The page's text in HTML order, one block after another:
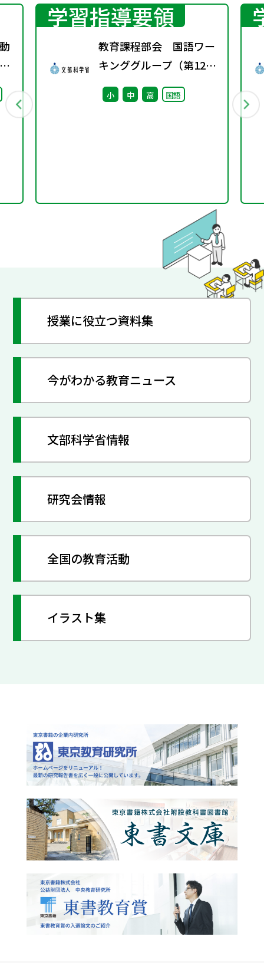
学習指導要領
教育課程部会 国語ワー
キンググループ（第12
回） 配付資料
小 中 高 国語
授業に役立つ資料集
今がわかる教育ニュース
文部科学省情報
研究会情報
全国の教育活動
イラスト集